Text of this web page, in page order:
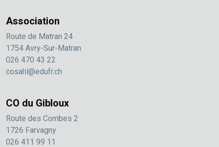
Association
Route de Matran 24
1754 Avry-Sur-Matran
026 470 43 22
cosahl@edufr.ch
CO du Gibloux
Route des Combes 2
1726 Farvagny
026 411 99 11